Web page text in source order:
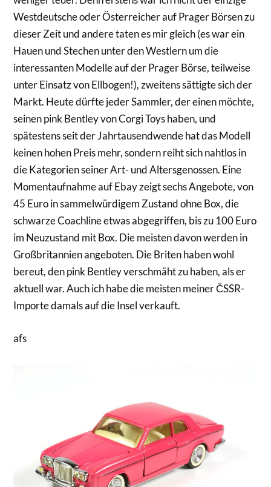
Westdeutsche oder Österreicher auf Prager Börsen zu
dieser Zeit und andere taten es mir gleich (es war ein
Hauen und Stechen unter den Westlern um die
interessanten Modelle auf der Prager Börse, teilweise
unter Einsatz von Ellbogen!), zweitens sättigte sich der
Markt. Heute dürfte jeder Sammler, der einen möchte,
seinen pink Bentley von Corgi Toys haben, und
spätestens seit der Jahrtausendwende hat das Modell
keinen hohen Preis mehr, sondern reiht sich nahtlos in
die Kategorien seiner Art- und Altersgenossen. Eine
Momentaufnahme auf Ebay zeigt sechs Angebote, von
45 Euro in sammelwürdigem Zustand ohne Box, die
schwarze Coachline etwas abgegriffen, bis zu 100 Euro
im Neuzustand mit Box. Die meisten davon werden in
Großbritannien angeboten. Die Briten haben wohl
bereut, den pink Bentley verschmäht zu haben, als er
aktuell war. Auch ich habe die meisten meiner ČSSR-
Importe damals auf die Insel verkauft.
afs